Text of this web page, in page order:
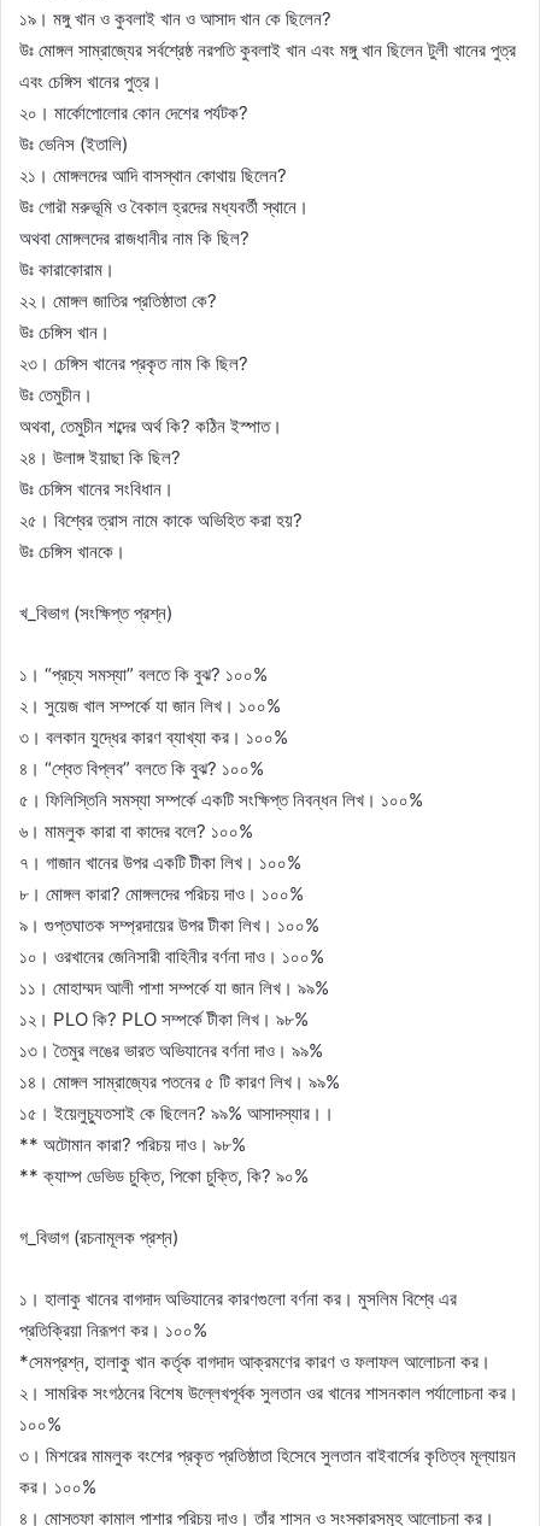
১৯। মঙ্গু খান ও কুবলাই খান ও আসাদ খান কে ছিলেন?
উঃ মোঙ্গল সাম্রাজ্যের সর্বশ্রেষ্ঠ নরপতি কুবলাই খান এবং মঙ্গু খান ছিলেন টুলী খানের পুত্র
এবং চেঙ্গিস খানের পুত্র।
২০। মার্কোপোলোর কোন দেশের পর্যটক?
উঃ ভেনিস (ইতালি)
২১। মোঙ্গলদের আদি বাসস্থান কোথায় ছিলেন?
উঃ গোরৗ মরুভূমি ও বৈকাল হ্রদের মধ্যবর্তী স্থানে।
অথবা মোঙ্গলদের রাজধানীর নাম কি ছিল?
উঃ কারাকোরাম।
২২। মোঙ্গল জাতির প্রতিষ্ঠাতা কে?
উঃ চেঙ্গিস খান।
২৩। চেঙ্গিস খানের প্রকৃত নাম কি ছিল?
উঃ তেমুচীন।
অথবা, তেমুচীন শব্দের অর্থ কি? কঠিন ইস্পাত।
২৪। উলাঙ্গ ইয়াছা কি ছিল?
উঃ চেঙ্গিস খানের সংবিধান।
২৫। বিশ্বের ত্রাস নামে কাকে অভিহিত করা হয়?
উঃ চেঙ্গিস খানকে।
খ_বিভাগ (সংক্ষিপ্ত প্রশ্ন)
১। “প্রচ্য সমস্যা” বলতে কি বুঝ? ১০০%
২। সুয়েজ খাল সম্পর্কে যা জান লিখ। ১০০%
৩। বলকান যুদ্ধের কারণ ব্যাখ্যা কর। ১০০%
৪। “শ্বেত বিপ্লব” বলতে কি বুঝ? ১০০%
৫। ফিলিস্তিনি সমস্যা সম্পর্কে এক‌টি সংক্ষিপ্ত নিবন্ধন লিখ। ১০০%
৬। মামলুক কারা বা কাদের বলে? ১০০%
৭। গাজান খানের উপর একটি টীকা লিখ। ১০০%
৮। মোঙ্গল কারা? মোঙ্গলদের পরিচয় দাও। ১০০%
৯। গুপ্তঘাতক সম্প্রদায়ের উপর টীকা লিখ। ১০০%
১০। ওরখানের জেনিসারী বাহিনীর বর্ণনা দাও। ১০০%
১১। মোহাম্মদ আলী পাশা সম্পর্কে যা জান লিখ। ৯৯%
১২। PLO কি? PLO সম্পর্কে টীকা লিখ। ৯৮%
১৩। তৈমুর লঙের ভারত অভিযানের বর্ণনা দাও। ৯৯%
১৪। মোঙ্গল সাম্রাজ্যের পতনের ৫ টি কারণ লিখ। ৯৯%
১৫। ইয়েলুচ্যুতসাই কে ছিলেন? ৯৯% আসাদস্যার।।
** অটোমান কারা? পরিচয় দাও। ৯৮%
** ক্যাম্প ডেভিড চুক্তি, পিকো চুক্তি, কি? ৯০%
গ_বিভাগ (রচনামূলক প্রশ্ন)
১। হালাকু খানের বাগদাদ অভিযানের কারণগুলো বর্ণনা কর। মুসলিম বিশ্বে এর
প্রতিক্রিয়া নিরূপণ কর। ১০০%
*সেমপ্রশ্ন, হালাকু খান কর্তৃক বাগদাদ আক্রমণের কারণ ও ফলাফল আলোচনা কর।
২। সামরিক সংগঠনের বিশেষ উল্লেখপূর্বক সুলতান ওর খানের শাসনকাল পর্যালোচনা কর।
১০০%
৩। মিশরের মামলুক বংশের প্রকৃত প্রতিষ্ঠাতা হিসেবে সুলতান বাইবার্সের কৃতিত্ব মূল্যায়ন
কর। ১০০%
৪। মোস্তফা কামাল পাশার পরিচয় দাও। তাঁর শাসন ও সংস্কারসমূহ আলোচনা কর।